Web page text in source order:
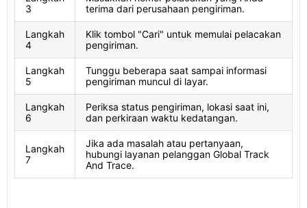
3
terima dari perusahaan pengiriman.
Langkah
4
Klik tombol "Cari" untuk memulai pelacakan
pengiriman.
Langkah
5
Tunggu beberapa saat sampai informasi
pengiriman muncul di layar.
Langkah
6
Periksa status pengiriman, lokasi saat ini,
dan perkiraan waktu kedatangan.
Langkah
7
Jika ada masalah atau pertanyaan,
hubungi layanan pelanggan Global Track
And Trace.